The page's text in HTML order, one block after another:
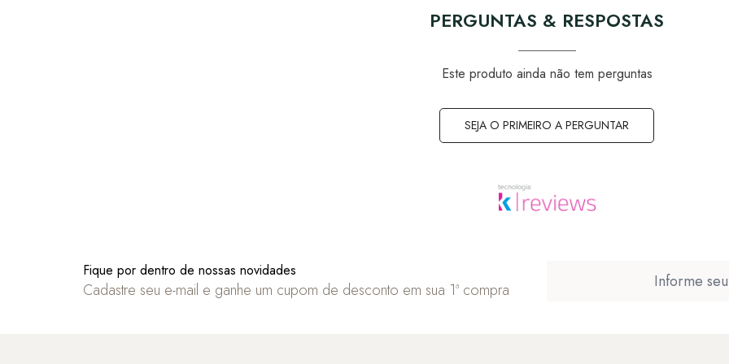
PERGUNTAS & RESPOSTAS
Este produto ainda não tem perguntas
SEJA O PRIMEIRO A PERGUNTAR
Fique por dentro de nossas novidades
Cadastre seu e-mail e ganhe um cupom de desconto em sua 1ª compra